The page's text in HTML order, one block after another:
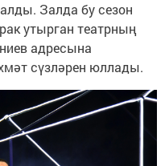
Залда бу сезон
утырган театрның
адресына
сүзләрен юллады.